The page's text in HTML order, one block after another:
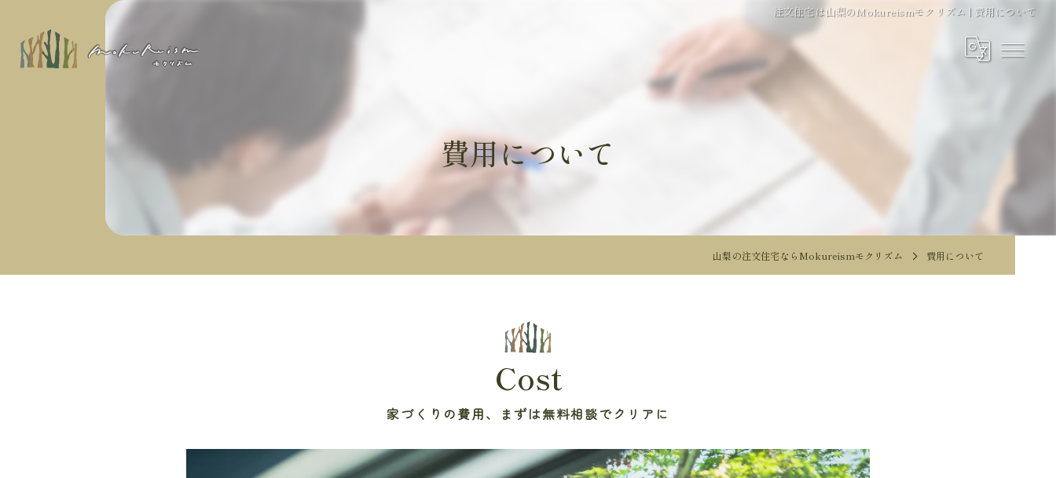
注文住宅は山梨のMokureismモクリズム | 費用について
費用について
山梨の注文住宅ならMokureismモクリズム 費用について
家づくりの費用、まずは無料相談でクリアに
Cost